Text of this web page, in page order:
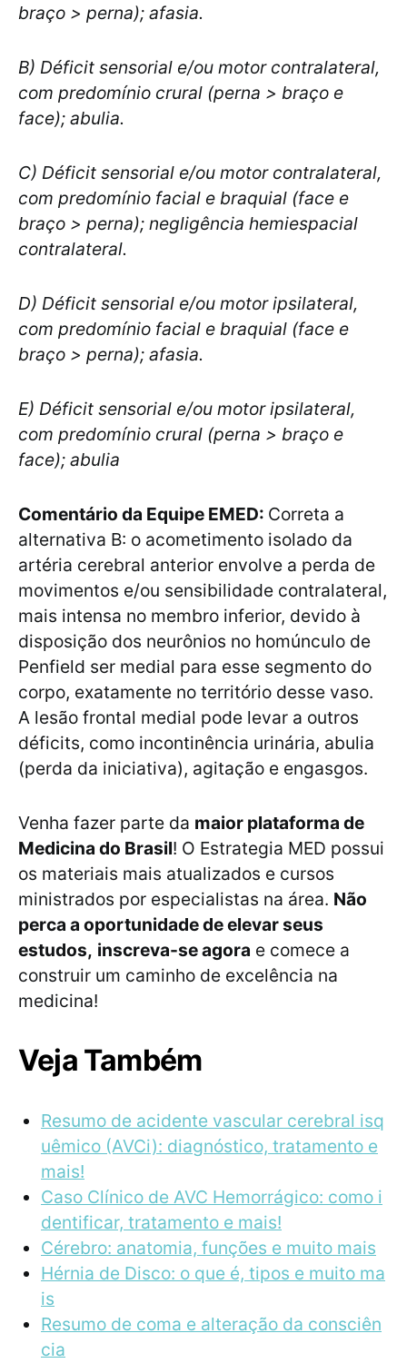
braço > perna); afasia.
B) Déficit sensorial e/ou motor contralateral,
com predomínio crural (perna > braço e
face); abulia.
C) Déficit sensorial e/ou motor contralateral,
com predomínio facial e braquial (face e
braço > perna); negligência hemiespacial
contralateral.
D) Déficit sensorial e/ou motor ipsilateral,
com predomínio facial e braquial (face e
braço > perna); afasia.
E) Déficit sensorial e/ou motor ipsilateral,
com predomínio crural (perna > braço e
face); abulia
Comentário da Equipe EMED: Correta a
alternativa B: o acometimento isolado da
artéria cerebral anterior envolve a perda de
movimentos e/ou sensibilidade contralateral,
mais intensa no membro inferior, devido à
disposição dos neurônios no homúnculo de
Penfield ser medial para esse segmento do
corpo, exatamente no território desse vaso.
A lesão frontal medial pode levar a outros
déficits, como incontinência urinária, abulia
(perda da iniciativa), agitação e engasgos.
Venha fazer parte da maior plataforma de
Medicina do Brasil! O Estrategia MED possui
os materiais mais atualizados e cursos
ministrados por especialistas na área. Não
perca a oportunidade de elevar seus
estudos, inscreva-se agora e comece a
construir um caminho de excelência na
medicina!
Veja Também
Resumo de acidente vascular cerebral isq
uêmico (AVCi): diagnóstico, tratamento e
mais!
Caso Clínico de AVC Hemorrágico: como i
dentificar, tratamento e mais!
Cérebro: anatomia, funções e muito mais
Hérnia de Disco: o que é, tipos e muito ma
is
Resumo de coma e alteração da consciên
cia